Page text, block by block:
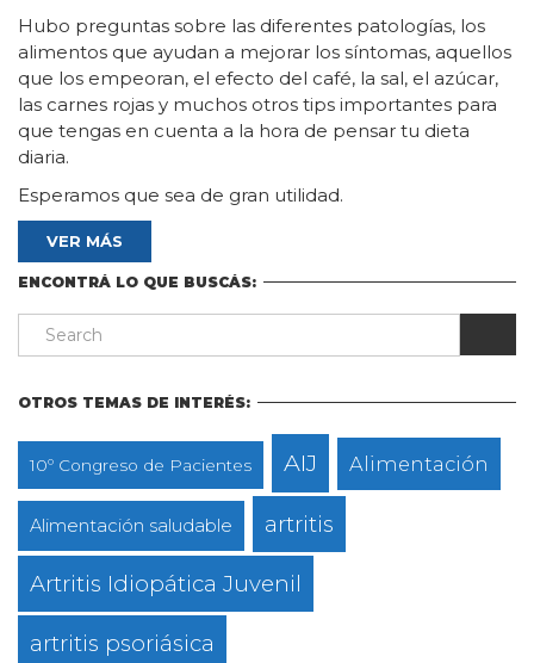
Hubo preguntas sobre las diferentes patologías, los
alimentos que ayudan a mejorar los síntomas, aquellos
que los empeoran, el efecto del café, la sal, el azúcar,
las carnes rojas y muchos otros tips importantes para
que tengas en cuenta a la hora de pensar tu dieta
diaria.
Esperamos que sea de gran utilidad.
VER MÁS
ENCONTRÁ LO QUE BUSCÁS:
OTROS TEMAS DE INTERÉS:
10º Congreso de Pacientes AIJ Alimentación
Alimentación saludable artritis
Artritis Idiopática Juvenil
artritis psoriásica